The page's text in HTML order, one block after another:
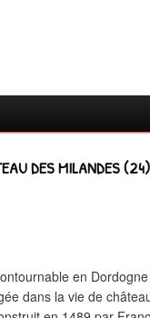
DES MILANDES (24)
en
dans la vie de